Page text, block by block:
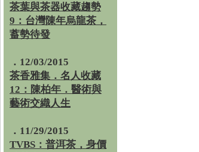
茶葉與茶器收藏趨勢
9：台灣陳年烏龍茶，
蓄勢待發
．12/03/2015
茶香雅集．名人收藏
12：陳柏年．醫術與
藝術交織人生
．11/29/2015
TVBS：普洱茶，身價